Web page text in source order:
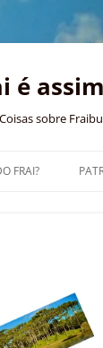
é
sobre
FRAI?